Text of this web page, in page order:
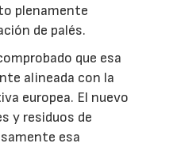
plenamente
de palés.
que esa
alineada con la
europea. El nuevo
y residuos de
esa